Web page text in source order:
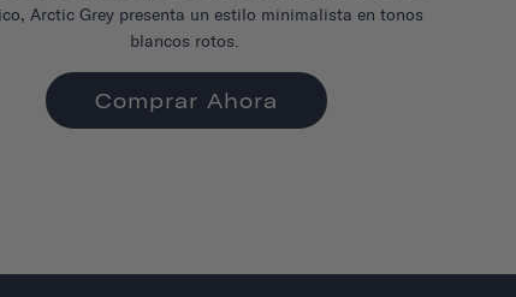
Arctic Grey presenta un estilo minimalista en tonos
blancos rotos.
Comprar Ahora